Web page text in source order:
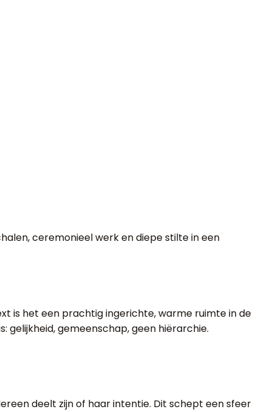
ceremonieel werk en diepe stilte in een
is het een prachtig ingerichte, warme ruimte in de
gelijkheid, gemeenschap, geen hiërarchie.
deelt zijn of haar intentie. Dit schept een sfeer